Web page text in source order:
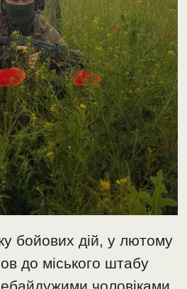
бойових дій, у лютому
до міського штабу
чоловіками